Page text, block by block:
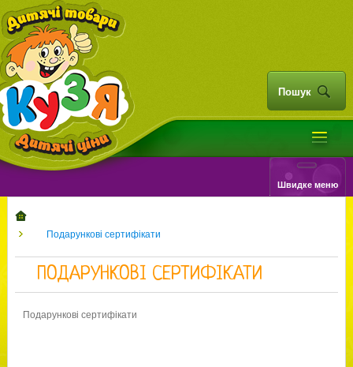
Пошук
Швидке меню
Подарункові сертифікати
ПОДАРУНКОВІ СЕРТИФІКАТИ
Подарункові сертифікати